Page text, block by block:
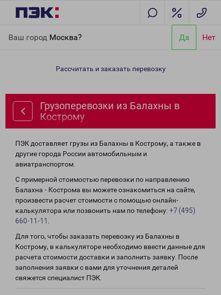
Ваш город Москва? Да Нет
Кострому
Рассчитать и заказать перевозку
Грузоперевозки из Балахны в
Кострому
ПЭК доставляет грузы из Балахны в Кострому, а также в
другие города России автомобильным и
авиатранспортом.
С примерной стоимостью перевозки по направлению
Балахна - Кострома вы можете ознакомиться на сайте,
произвести расчет стоимости с помощью онлайн-
калькулятора или позвонить нам по телефону: +7 (495)
660-11-11
Для того, чтобы заказать перевозку из Балахны в
Кострому, в калькуляторе необходимо ввести данные для
расчета стоимости доставки и заполнить заявку. После
заполнения заявки с вами для уточнения деталей
свяжется специалист ПЭК.